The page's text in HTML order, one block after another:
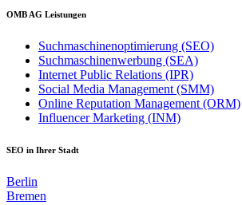
OMB AG Leistungen
Suchmaschinenoptimierung (SEO)
Suchmaschinenwerbung (SEA)
Internet Public Relations (IPR)
Social Media Management (SMM)
Online Reputation Management (ORM)
Influencer Marketing (INM)
SEO in Ihrer Stadt
Berlin
Bremen